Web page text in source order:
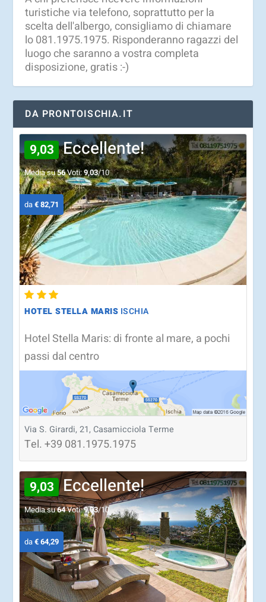
turistiche via telefono, soprattutto per la
scelta dell'albergo, consigliamo di chiamare
lo 081.1975.1975. Risponderanno ragazzi del
luogo che saranno a vostra completa
disposizione, gratis :-)
DA PRONTOISCHIA.IT
9,03 Eccellente!
Media su56Voti:9,03/10
da€ 82,71
HOTEL STELLA MARIS ISCHIA
Hotel Stella Maris: di fronte al mare, a pochi
passi dal centro
Via S. Girardi, 21, Casamicciola Terme
Tel.+39 081.1975.1975
9,03 Eccellente!
Media su64Voti:9,03/10
da€ 64,29